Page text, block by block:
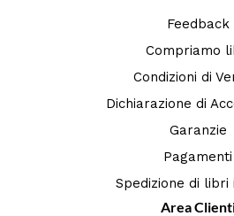
Feedback
Compriamo
Condizioni di
Dichiarazione di
Garanzie
Pagamenti
Spedizione di libri
Area